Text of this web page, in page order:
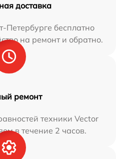
доставка
Петербурге бесплатно
на ремонт и обратно.
ремонт
техники Vector
в течение 2 часов.